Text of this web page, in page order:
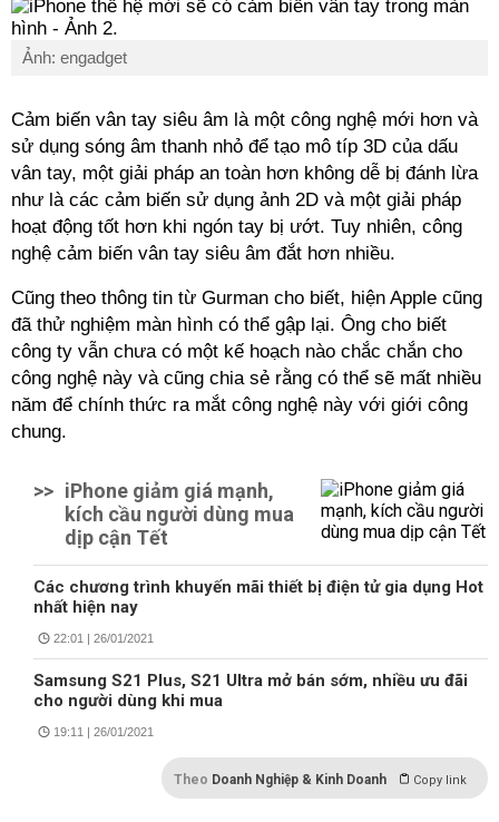
Ảnh: engadget
Cảm biến vân tay siêu âm là một công nghệ mới hơn và
sử dụng sóng âm thanh nhỏ để tạo mô típ 3D của dấu
vân tay, một giải pháp an toàn hơn không dễ bị đánh lừa
như là các cảm biến sử dụng ảnh 2D và một giải pháp
hoạt động tốt hơn khi ngón tay bị ướt. Tuy nhiên, công
nghệ cảm biến vân tay siêu âm đắt hơn nhiều.
Cũng theo thông tin từ Gurman cho biết, hiện Apple cũng
đã thử nghiệm màn hình có thể gập lại. Ông cho biết
công ty vẫn chưa có một kế hoạch nào chắc chắn cho
công nghệ này và cũng chia sẻ rằng có thể sẽ mất nhiều
năm để chính thức ra mắt công nghệ này với giới công
chung.
>> iPhone giảm giá mạnh,
kích cầu người dùng mua
dịp cận Tết
Các chương trình khuyến mãi thiết bị điện tử gia dụng Hot
nhất hiện nay
22:01 | 26/01/2021
Samsung S21 Plus, S21 Ultra mở bán sớm, nhiều ưu đãi
cho người dùng khi mua
19:11 | 26/01/2021
Theo Doanh Nghiệp & Kinh Doanh Copy link